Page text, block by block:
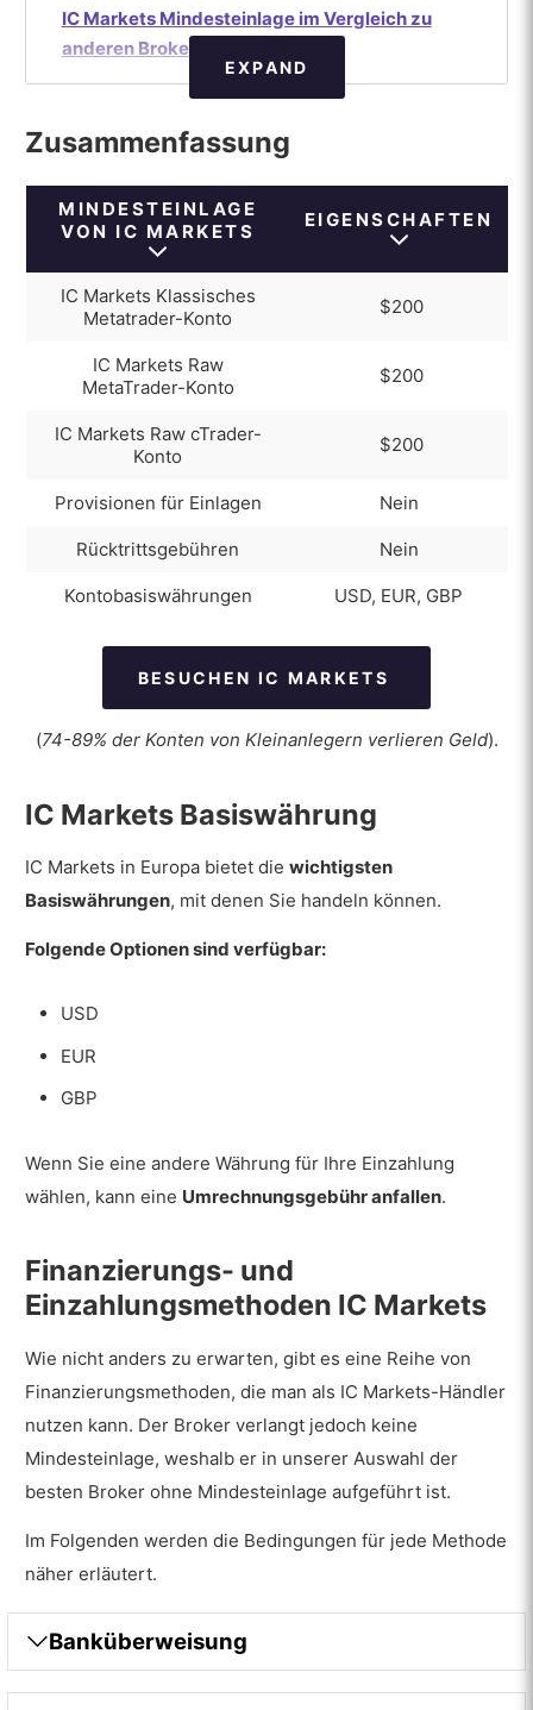
IC Markets Mindesteinlage im Vergleich zu
anderen Brokern
Wie Sie auf Ihr IC Markets-Konto einzahlen:
IC Markets Einzahlungsbonus
EXPAND
Zusammenfassung
MINDESTEINLAGE
VON IC MARKETS
EIGENSCHAFTEN
IC Markets Klassisches
Metatrader-Konto
$200
IC Markets Raw
MetaTrader-Konto
$200
IC Markets Raw cTrader-
Konto
$200
Provisionen für Einlagen Nein
Rücktrittsgebühren Nein
Kontobasiswährungen USD, EUR, GBP
BESUCHEN IC MARKETS
(74-89% der Konten von Kleinanlegern verlieren Geld).
IC Markets Basiswährung
IC Markets in Europa bietet diewichtigsten
Basiswährungen, mit denen Sie handeln können.
Folgende Optionen sind verfügbar:
USD
EUR
GBP
Wenn Sie eine andere Währung für Ihre Einzahlung
wählen, kann eine Umrechnungsgebühr anfallen.
Finanzierungs- und
Einzahlungsmethoden IC Markets
Wie nicht anders zu erwarten, gibt es eine Reihe von
Finanzierungsmethoden, die man als IC Markets-Händler
nutzen kann. Der Broker verlangt jedoch keine
Mindesteinlage, weshalb er in unserer Auswahl der
besten Broker ohne Mindesteinlage aufgeführt ist.
Im Folgenden werden die Bedingungen für jede Methode
näher erläutert.
Banküberweisung